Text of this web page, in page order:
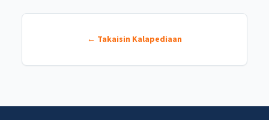
← Takaisin Kalapediaan